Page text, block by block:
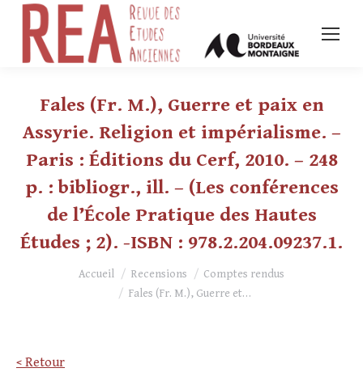
Fales (Fr. M.), Guerre et paix en
Assyrie. Religion et impérialisme. –
Paris : Éditions du Cerf, 2010. – 248
p. : bibliogr., ill. – (Les conférences
de l’École Pratique des Hautes
Études ; 2). -ISBN : 978.2.204.09237.1.
Vous êtes ici :Accueil Recensions
Comptes rendus
Fales (Fr. M.), Guerre et…
< Retour